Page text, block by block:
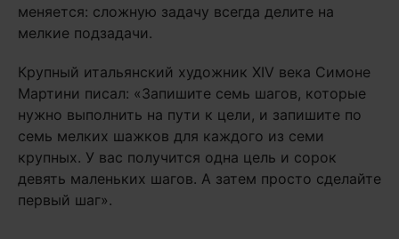
меняется: сложную задачу всегда делите на
мелкие подзадачи.
Крупный итальянский художник XIV века Симоне
Мартини писал: «Запишите семь шагов, которые
нужно выполнить на пути к цели, и запишите по
семь мелких шажков для каждого из семи
крупных. У вас получится одна цель и сорок
девять маленьких шагов. А затем просто сделайте
первый шаг».